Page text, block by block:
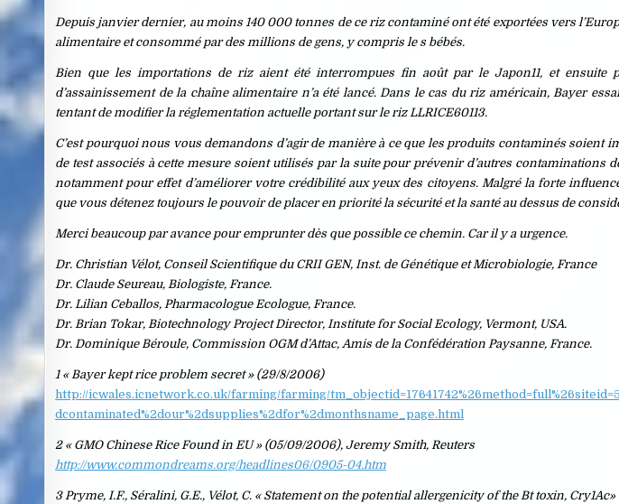
Depuis janvier dernier, au moins 140 000 tonnes de ce riz contaminé ont été exportées vers
alimentaire et consommé par des millions de gens, y compris le s bébés.
Bien que les importations de riz aient été interrompues fin août par le Japon11, et ensuite
d’assainissement de la chaîne alimentaire n’a été lancé. Dans le cas du riz américain, Bayer
tentant de modifier la réglementation actuelle portant sur le riz LLRICE60113.
C’est pourquoi nous vous demandons d’agir de manière à ce que les produits contaminés soient
de test associés à cette mesure soient utilisés par la suite pour prévenir d’autres contaminations
notamment pour effet d’améliorer votre crédibilité aux yeux des citoyens. Malgré la forte
que vous détenez toujours le pouvoir de placer en priorité la sécurité et la santé au dessus de
Merci beaucoup par avance pour emprunter dès que possible ce chemin. Car il y a urgence.
Dr. Christian Vélot, Conseil Scientifique du CRII GEN, Inst. de Génétique et Microbiologie, France
Dr. Claude Seureau, Biologiste, France.
Dr. Lilian Ceballos, Pharmacologue Ecologue, France.
Dr. Brian Tokar, Biotechnology Project Director, Institute for Social Ecology, Vermont, USA.
Dr. Dominique Béroule, Commission OGM d’Attac, Amis de la Confédération Paysanne, France.
1 « Bayer kept rice problem secret » (29/8/2006)
http://icwales.icnetwork.co.uk/farming/farming/
dcontaminated%2dour%2dsupplies%2dfor%2dmonthsname_page.html
2 « GMO Chinese Rice Found in EU » (05/09/2006), Jeremy Smith, Reuters
http://www.commondreams.org/headlines06/0905-04.htm
3 Pryme, I.F., Séralini, G.E., Vélot, C. « Statement on the potential allergenicity of the Bt toxin,